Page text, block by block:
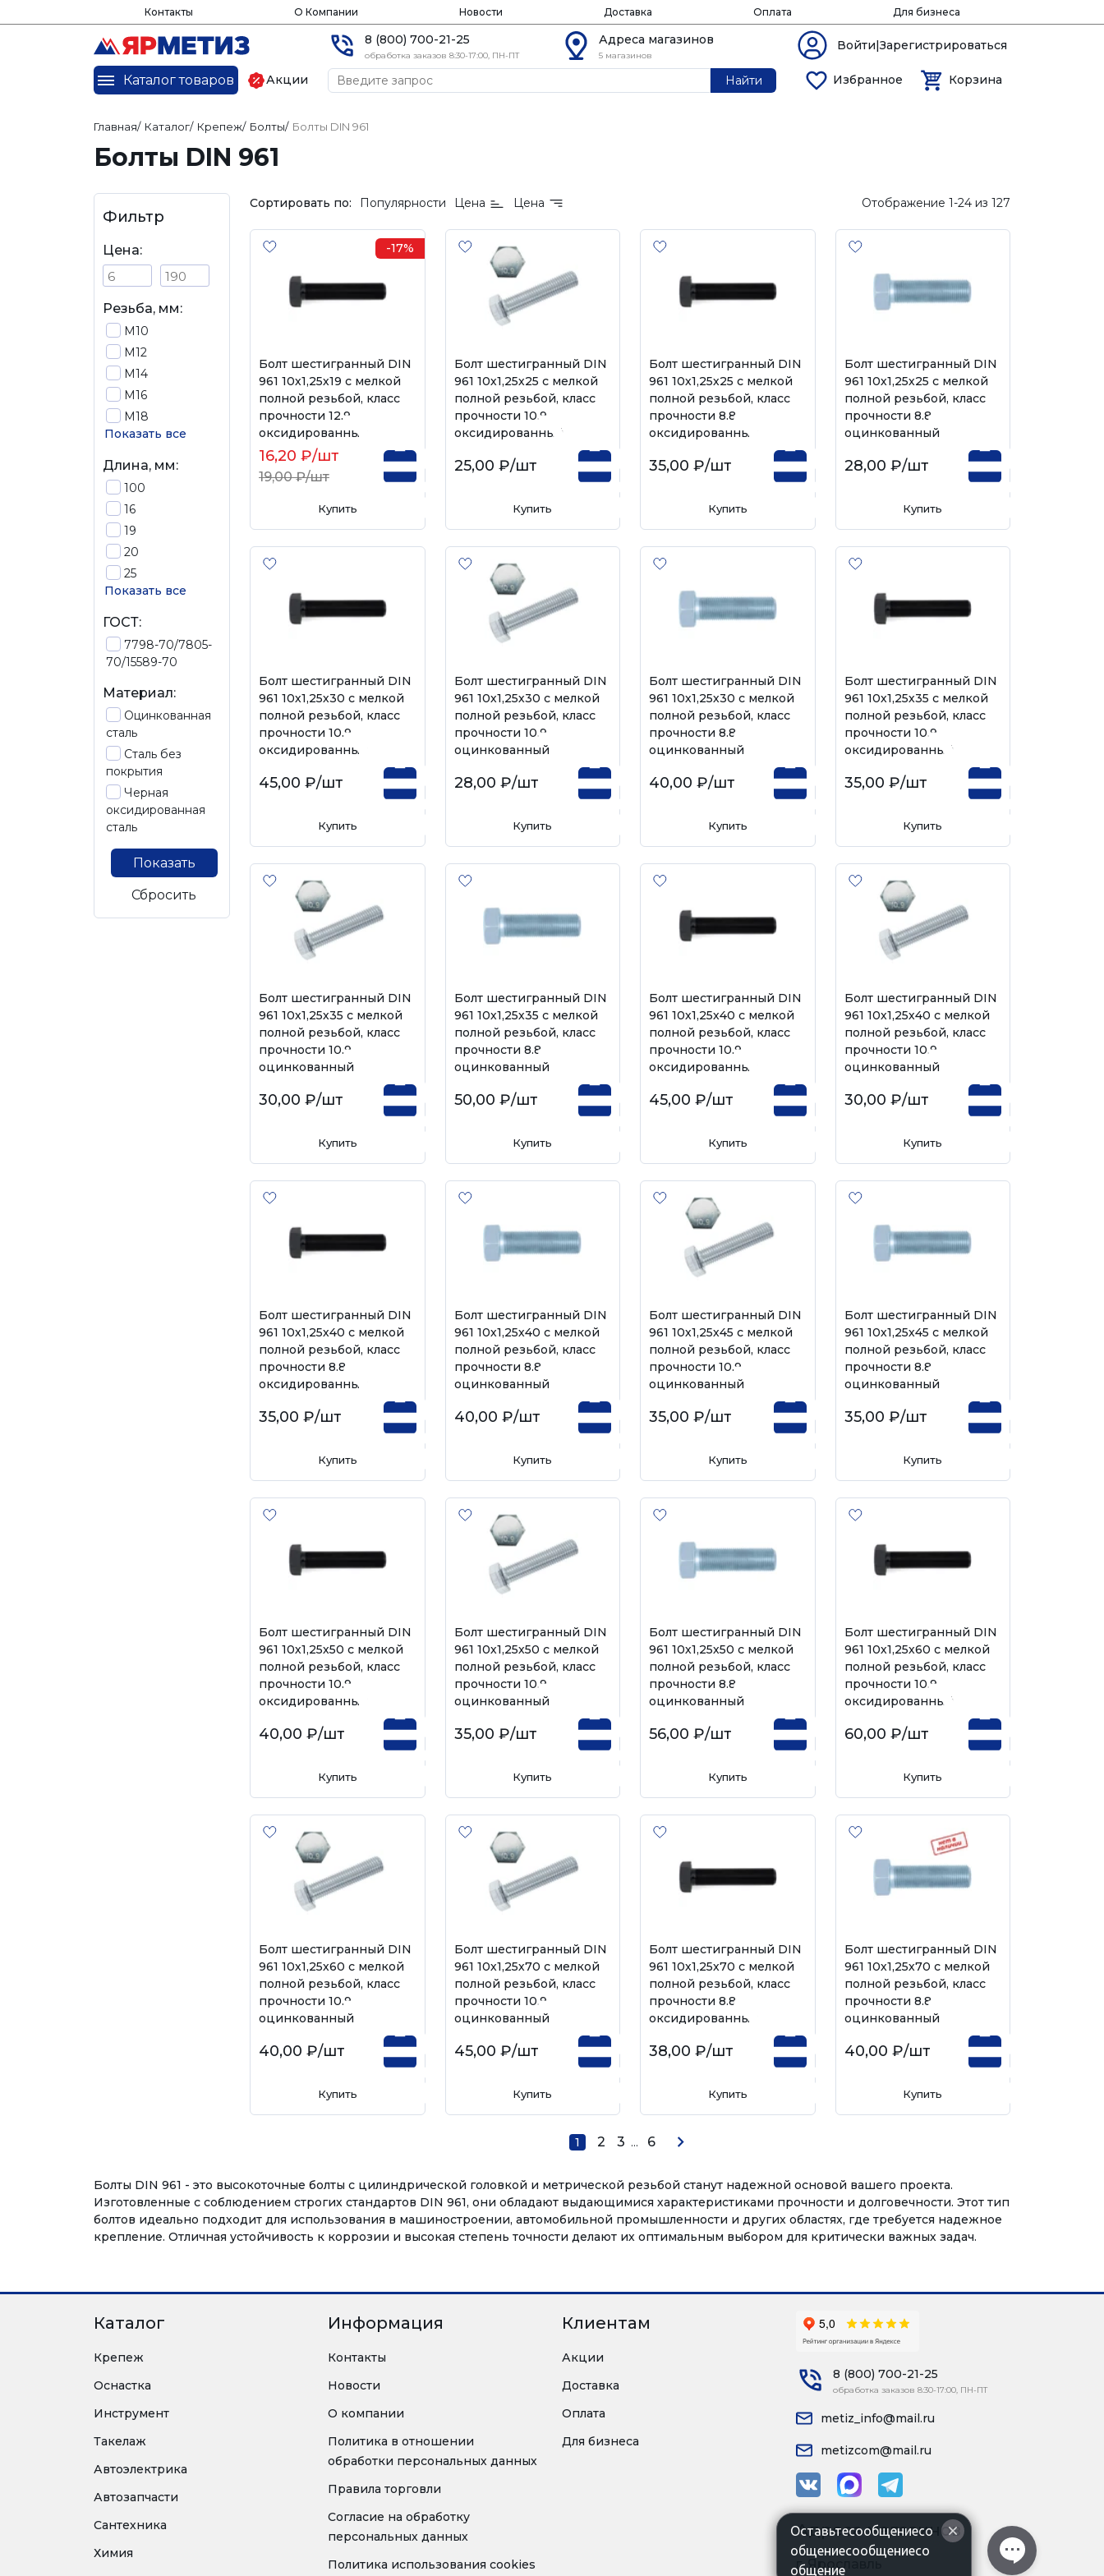
Контакты О Компании Новости Доставка Оплата Для бизнеса
8 (800) 700-21-25
обработка заказов 8:30-17:00, ПН-ПТ
Адреса магазинов
5 магазинов
Войти|Зарегистрироваться
Каталог товаров Акции Найти Избранное Корзина
Главная/ Каталог/ Крепеж/ Болты/ Болты DIN 961
Болты DIN 961
Фильтр
Цена:
Резьба, мм:
М10
М12
М14
М16
М18
Показать все
Длина, мм:
100
16
19
20
25
Показать все
ГОСТ:
7798-70/7805-
70/15589-70
Материал:
Оцинкованная
сталь
Сталь без
покрытия
Черная
оксидированная
сталь
Показать
Сбросить
Сортировать по: Популярности Цена Цена Отображение 1-24 из 127
Болт шестигранный DIN
961 10х1,25х19 с мелкой
полной резьбой, класс
прочности 12.9,
оксидированный
16,20 ₽/шт
19,00 ₽/шт
-17%
Купить
Болт шестигранный DIN
961 10х1,25х25 с мелкой
полной резьбой, класс
прочности 10.9,
оксидированный
25,00 ₽/шт
Купить
Болт шестигранный DIN
961 10х1,25х25 с мелкой
полной резьбой, класс
прочности 8.8,
оксидированный
35,00 ₽/шт
Купить
Болт шестигранный DIN
961 10х1,25х25 с мелкой
полной резьбой, класс
прочности 8.8,
оцинкованный
28,00 ₽/шт
Купить
Болт шестигранный DIN
961 10х1,25х30 с мелкой
полной резьбой, класс
прочности 10.9,
оксидированный
45,00 ₽/шт
Купить
Болт шестигранный DIN
961 10х1,25х30 с мелкой
полной резьбой, класс
прочности 10.9,
оцинкованный
28,00 ₽/шт
Купить
Болт шестигранный DIN
961 10х1,25х30 с мелкой
полной резьбой, класс
прочности 8.8,
оцинкованный
40,00 ₽/шт
Купить
Болт шестигранный DIN
961 10х1,25х35 с мелкой
полной резьбой, класс
прочности 10.9,
оксидированный
35,00 ₽/шт
Купить
Болт шестигранный DIN
961 10х1,25х35 с мелкой
полной резьбой, класс
прочности 10.9,
оцинкованный
30,00 ₽/шт
Купить
Болт шестигранный DIN
961 10х1,25х35 с мелкой
полной резьбой, класс
прочности 8.8,
оцинкованный
50,00 ₽/шт
Купить
Болт шестигранный DIN
961 10х1,25х40 с мелкой
полной резьбой, класс
прочности 10.9,
оксидированный
45,00 ₽/шт
Купить
Болт шестигранный DIN
961 10х1,25х40 с мелкой
полной резьбой, класс
прочности 10.9,
оцинкованный
30,00 ₽/шт
Купить
Болт шестигранный DIN
961 10х1,25х40 с мелкой
полной резьбой, класс
прочности 8.8,
оксидированный
35,00 ₽/шт
Купить
Болт шестигранный DIN
961 10х1,25х40 с мелкой
полной резьбой, класс
прочности 8.8,
оцинкованный
40,00 ₽/шт
Купить
Болт шестигранный DIN
961 10х1,25х45 с мелкой
полной резьбой, класс
прочности 10.9,
оцинкованный
35,00 ₽/шт
Купить
Болт шестигранный DIN
961 10х1,25х45 с мелкой
полной резьбой, класс
прочности 8.8,
оцинкованный
35,00 ₽/шт
Купить
Болт шестигранный DIN
961 10х1,25х50 с мелкой
полной резьбой, класс
прочности 10.9,
оксидированный
40,00 ₽/шт
Купить
Болт шестигранный DIN
961 10х1,25х50 с мелкой
полной резьбой, класс
прочности 10.9,
оцинкованный
35,00 ₽/шт
Купить
Болт шестигранный DIN
961 10х1,25х50 с мелкой
полной резьбой, класс
прочности 8.8,
оцинкованный
56,00 ₽/шт
Купить
Болт шестигранный DIN
961 10х1,25х60 с мелкой
полной резьбой, класс
прочности 10.9,
оксидированный
60,00 ₽/шт
Купить
Болт шестигранный DIN
961 10х1,25х60 с мелкой
полной резьбой, класс
прочности 10.9,
оцинкованный
40,00 ₽/шт
Купить
Болт шестигранный DIN
961 10х1,25х70 с мелкой
полной резьбой, класс
прочности 10.9,
оцинкованный
45,00 ₽/шт
Купить
Болт шестигранный DIN
961 10х1,25х70 с мелкой
полной резьбой, класс
прочности 8.8,
оксидированный
38,00 ₽/шт
Купить
Болт шестигранный DIN
961 10х1,25х70 с мелкой
полной резьбой, класс
прочности 8.8,
оцинкованный
40,00 ₽/шт
Купить
1 2 3 ... 6
Болты DIN 961 - это высокоточные болты с цилиндрической головкой и метрической резьбой станут надежной основой вашего проекта.
Изготовленные с соблюдением строгих стандартов DIN 961, они обладают выдающимися характеристиками прочности и долговечности. Этот тип
болтов идеально подходит для использования в машиностроении, автомобильной промышленности и других областях, где требуется надежное
крепление. Отличная устойчивость к коррозии и высокая степень точности делают их оптимальным выбором для критически важных задач.
Каталог
Крепеж
Оснастка
Инструмент
Такелаж
Автоэлектрика
Автозапчасти
Сантехника
Химия
Информация
Контакты
Новости
О компании
Политика в отношении
обработки персональных данных
Правила торговли
Согласие на обработку
персональных данных
Политика использования cookies
Клиентам
Акции
Доставка
Оплата
Для бизнеса
8 (800) 700-21-25
обработка заказов 8:30-17:00, ПН-ПТ
metiz_info@mail.ru
metizcom@mail.ru
Адреса магазинов
г. Ярославль
Оставьтесообщениесо
общениесообщениесо
общение